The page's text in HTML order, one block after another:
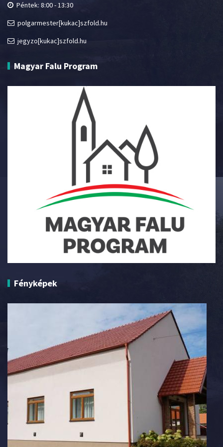
Péntek: 8:00 - 13:30
polgarmester[kukac]szfold.hu
jegyzo[kukac]szfold.hu
Magyar Falu Program
Fényképek